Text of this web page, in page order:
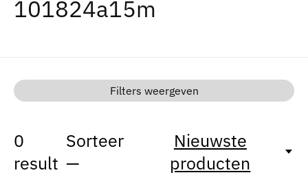
101824a15m
Filters weergeven
0
result
Sorteer
—
Nieuwste
producten